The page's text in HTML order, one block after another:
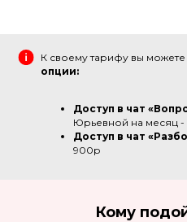
К своему тарифу вы можете
опции:
Доступ в чат
Юрьевной на месяц
Доступ в чат
900р
Кому